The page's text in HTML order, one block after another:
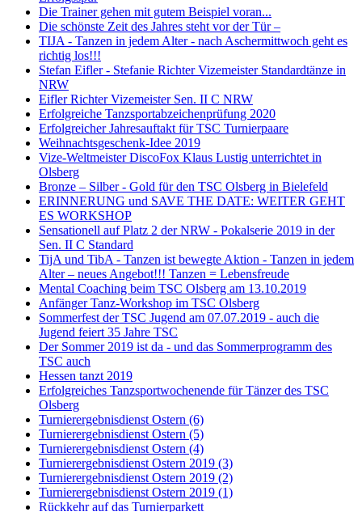
Die Trainer gehen mit gutem Beispiel voran...
Die schönste Zeit des Jahres steht vor der Tür –
TIJA - Tanzen in jedem Alter - nach Aschermittwoch geht es
richtig los!!!
Stefan Eifler - Stefanie Richter Vizemeister Standardtänze in
NRW
Eifler Richter Vizemeister Sen. II C NRW
Erfolgreiche Tanzsportabzeichenprüfung 2020
Erfolgreicher Jahresauftakt für TSC Turnierpaare
Weihnachtsgeschenk-Idee 2019
Vize-Weltmeister DiscoFox Klaus Lustig unterrichtet in
Olsberg
Bronze – Silber - Gold für den TSC Olsberg in Bielefeld
ERINNERUNG und SAVE THE DATE: WEITER GEHT
ES WORKSHOP
Sensationell auf Platz 2 der NRW - Pokalserie 2019 in der
Sen. II C Standard
TijA und TibA - Tanzen ist bewegte Aktion - Tanzen in jedem
Alter – neues Angebot!!! Tanzen = Lebensfreude
Mental Coaching beim TSC Olsberg am 13.10.2019
Anfänger Tanz-Workshop im TSC Olsberg
Sommerfest der TSC Jugend am 07.07.2019 - auch die
Jugend feiert 35 Jahre TSC
Der Sommer 2019 ist da - und das Sommerprogramm des
TSC auch
Hessen tanzt 2019
Erfolgreiches Tanzsportwochenende für Tänzer des TSC
Olsberg
Turnierergebnisdienst Ostern (6)
Turnierergebnisdienst Ostern (5)
Turnierergebnisdienst Ostern (4)
Turnierergebnisdienst Ostern 2019 (3)
Turnierergebnisdienst Ostern 2019 (2)
Turnierergebnisdienst Ostern 2019 (1)
Rückkehr auf das Turnierparkett